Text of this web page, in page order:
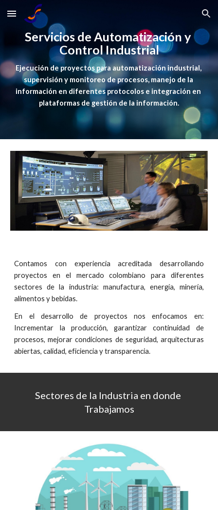
Skip to main content Skip to navigation
Servicios de Automatización y
Control Industrial
Ejecución de proyectos para automatización industrial,
supervisión y monitoreo de procesos, manejo de la
información en diferentes protocolos e integración en
plataformas de gestión de la información.
Contamos con experiencia acreditada desarrollando
proyectos en el mercado colombiano para diferentes
sectores de la industria: manufactura, energía, minería,
alimentos y bebidas.
En el desarrollo de proyectos nos enfocamos en:
Incrementar la producción, garantizar continuidad de
procesos, mejorar condiciones de seguridad, arquitecturas
abiertas, calidad, eficiencia y transparencia.
Sectores de la Industria en donde
Trabajamos